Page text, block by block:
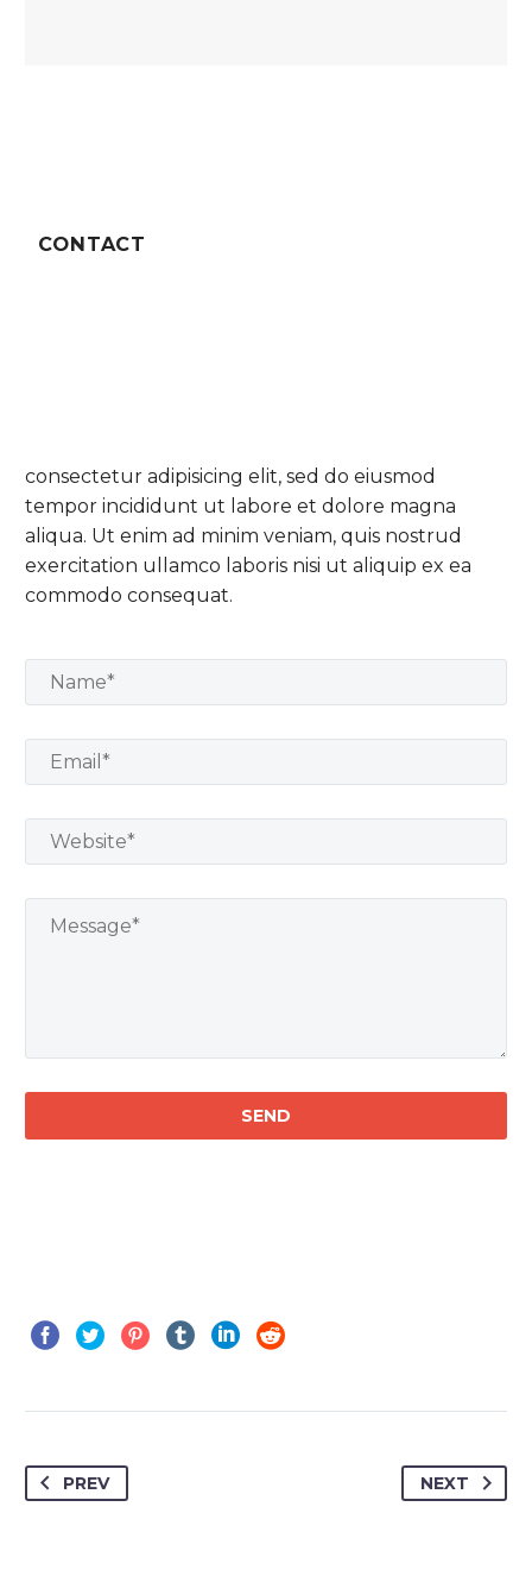
CONTACT
consectetur adipisicing elit, sed do eiusmod
tempor incididunt ut labore et dolore magna
aliqua. Ut enim ad minim veniam, quis nostrud
exercitation ullamco laboris nisi ut aliquip ex ea
commodo consequat.
PREV NEXT